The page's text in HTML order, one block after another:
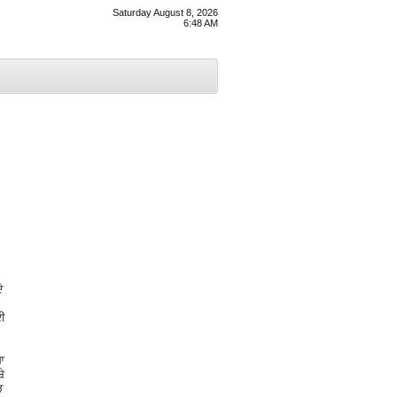
Saturday August 8, 2026
6:48 AM